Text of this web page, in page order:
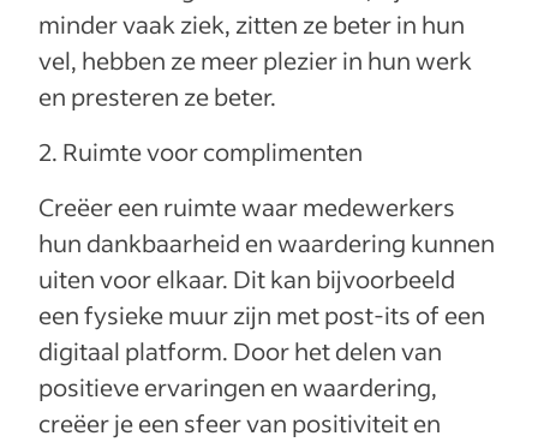
minder vaak ziek, zitten ze beter in hun
vel, hebben ze meer plezier in hun werk
en presteren ze beter.
2. Ruimte voor complimenten
Creëer een ruimte waar medewerkers
hun dankbaarheid en waardering kunnen
uiten voor elkaar. Dit kan bijvoorbeeld
een fysieke muur zijn met post-its of een
digitaal platform. Door het delen van
positieve ervaringen en waardering,
creëer je een sfeer van positiviteit en